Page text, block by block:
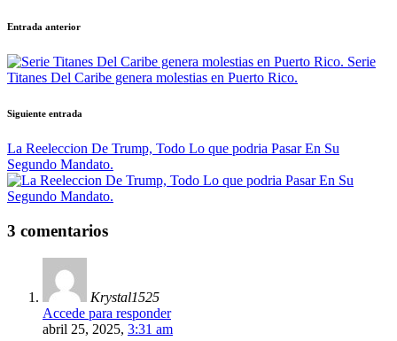
Navegación
de
entradas
Entrada anterior
Serie
Titanes Del Caribe genera molestias en Puerto Rico.
Siguiente entrada
La Reeleccion De Trump, Todo Lo que podria Pasar En Su
Segundo Mandato.
3 comentarios
Krystal1525
Accede para responder
abril 25, 2025, 3:31 am